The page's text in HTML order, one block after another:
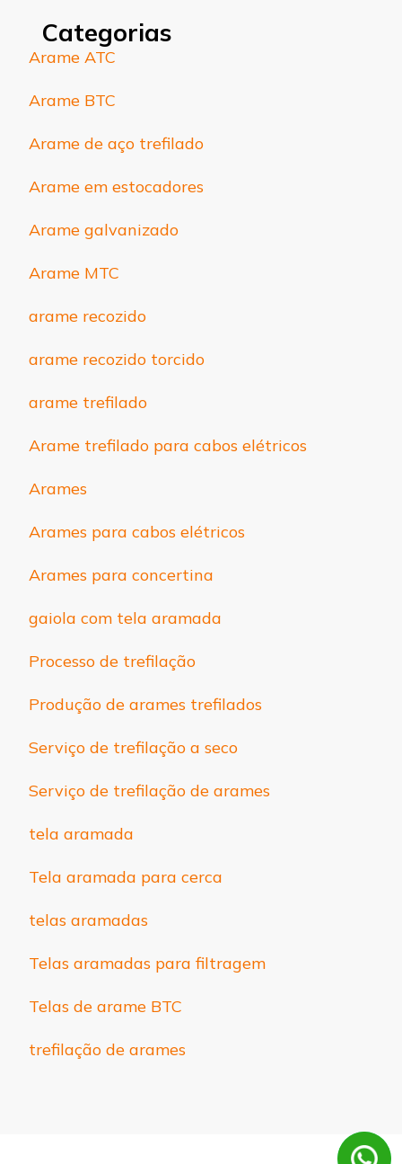
Categorias
Arame ATC
Arame BTC
Arame de aço trefilado
Arame em estocadores
Arame galvanizado
Arame MTC
arame recozido
arame recozido torcido
arame trefilado
Arame trefilado para cabos elétricos
Arames
Arames para cabos elétricos
Arames para concertina
gaiola com tela aramada
Processo de trefilação
Produção de arames trefilados
Serviço de trefilação a seco
Serviço de trefilação de arames
tela aramada
Tela aramada para cerca
telas aramadas
Telas aramadas para filtragem
Telas de arame BTC
trefilação de arames